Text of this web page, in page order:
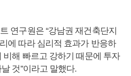
연구원은 “강남권 재건축단지
에 따라 심리적 효과가 반응하
비해 빠르고 강하기 때문에 투자
것”이라고 말했다.